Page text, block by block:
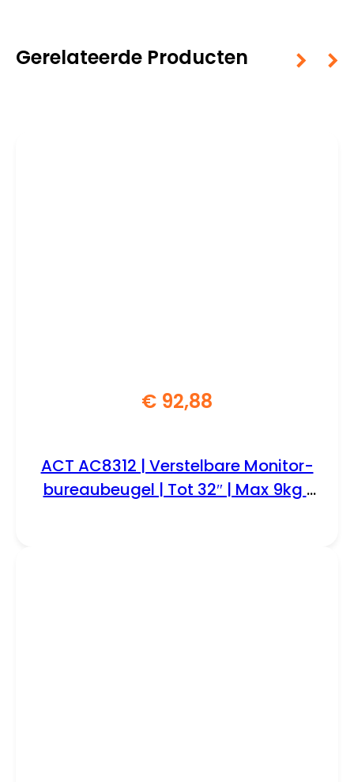
Gerelateerde Producten
€ 92,88
ACT AC8312 | Verstelbare Monitor-
bureaubeugel | Tot 32″ | Max 9kg |